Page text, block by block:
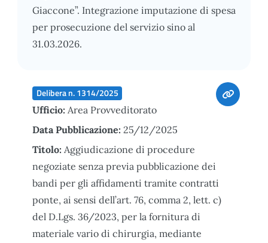
Giaccone”. Integrazione imputazione di spesa
per prosecuzione del servizio sino al
31.03.2026.
Delibera n. 1314/2025
Ufficio: Area Provveditorato
Data Pubblicazione: 25/12/2025
Titolo: Aggiudicazione di procedure
negoziate senza previa pubblicazione dei
bandi per gli affidamenti tramite contratti
ponte, ai sensi dell’art. 76, comma 2, lett. c)
del D.Lgs. 36/2023, per la fornitura di
materiale vario di chirurgia, mediante